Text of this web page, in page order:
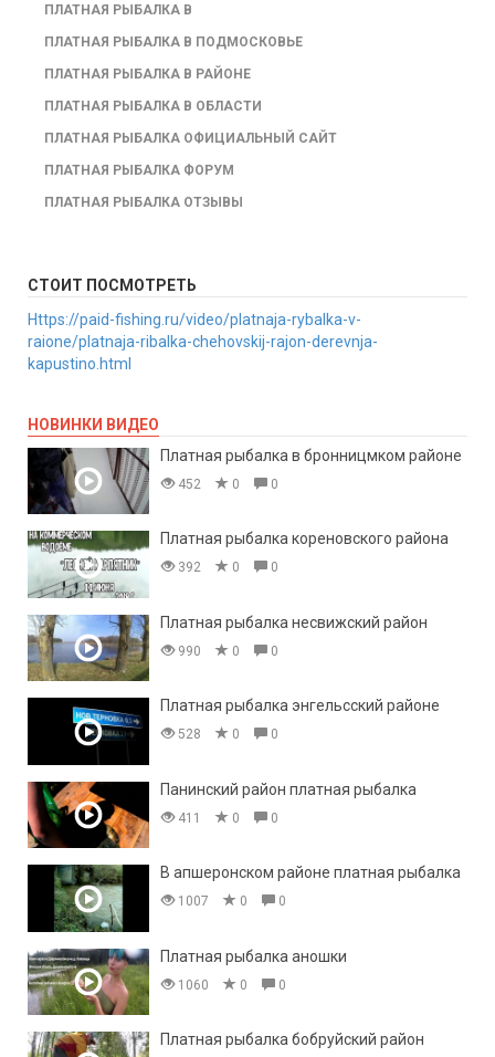
ПЛАТНАЯ РЫБАЛКА В
ПЛАТНАЯ РЫБАЛКА В ПОДМОСКОВЬЕ
ПЛАТНАЯ РЫБАЛКА В РАЙОНЕ
ПЛАТНАЯ РЫБАЛКА В ОБЛАСТИ
ПЛАТНАЯ РЫБАЛКА ОФИЦИАЛЬНЫЙ САЙТ
ПЛАТНАЯ РЫБАЛКА ФОРУМ
ПЛАТНАЯ РЫБАЛКА ОТЗЫВЫ
СТОИТ ПОСМОТРЕТЬ
Https://paid-fishing.ru/video/platnaja-rybalka-v-
raione/platnaja-ribalka-chehovskij-rajon-derevnja-
kapustino.html
НОВИНКИ ВИДЕО
Платная рыбалка в бронницмком районе
452 0 0
Платная рыбалка кореновского района
392 0 0
Платная рыбалка несвижский район
990 0 0
Платная рыбалка энгельсский районе
528 0 0
Панинский район платная рыбалка
411 0 0
В апшеронском районе платная рыбалка
1007 0 0
Платная рыбалка аношки
1060 0 0
Платная рыбалка бобруйский район